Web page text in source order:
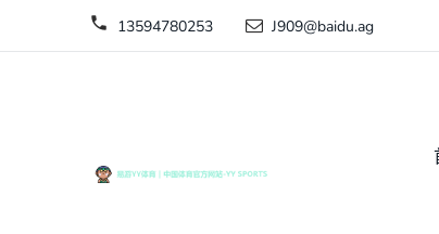
13594780253 J909@baidu.ag